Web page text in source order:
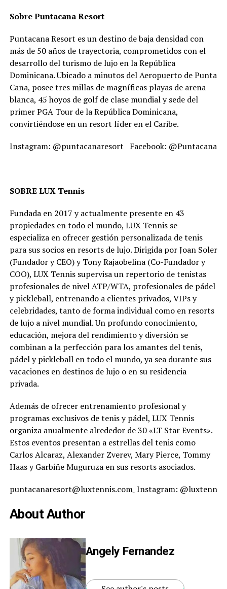
Sobre Puntacana Resort
Puntacana Resort es un destino de baja densidad con
más de 50 años de trayectoria, comprometidos con el
desarrollo del turismo de lujo en la República
Dominicana. Ubicado a minutos del Aeropuerto de Punta
Cana, posee tres millas de magníficas playas de arena
blanca, 45 hoyos de golf de clase mundial y sede del
primer PGA Tour de la República Dominicana,
convirtiéndose en un resort líder en el Caribe.
Instagram: @puntacanaresort Facebook:
SOBRE LUX Tennis
Fundada en 2017 y actualmente presente en 43
propiedades en todo el mundo, LUX Tennis se
especializa en ofrecer gestión personalizada de tenis
para sus socios en resorts de lujo. Dirigida por Joan Soler
(Fundador y CEO) y Tony Rajaobelina (Co-Fundador y
COO), LUX Tennis supervisa un repertorio de tenistas
profesionales de nivel ATP/WTA, profesionales de pádel
y pickleball, entrenando a clientes privados, VIPs y
celebridades, tanto de forma individual como en resorts
de lujo a nivel mundial. Un profundo conocimiento,
educación, mejora del rendimiento y diversión se
combinan a la perfección para los amantes del tenis,
pádel y pickleball en todo el mundo, ya sea durante sus
vacaciones en destinos de lujo o en su residencia
privada.
Además de ofrecer entrenamiento profesional y
programas exclusivos de tenis y pádel, LUX Tennis
organiza anualmente alrededor de 30 «LT Star Events».
Estos eventos presentan a estrellas del tenis como
Carlos Alcaraz, Alexander Zverev, Mary Pierce, Tommy
Haas y Garbiñe Muguruza en sus resorts asociados.
puntacanaresort@luxtennis.com Instagram: @luxtennis
About Author
Angely Fernandez